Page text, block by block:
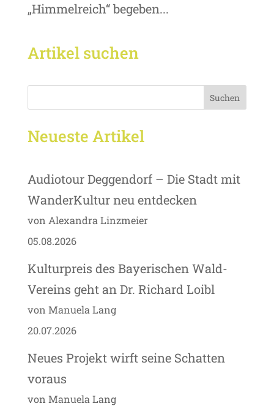
„Himmelreich“ begeben...
Artikel suchen
Suchen
Neueste Artikel
Audiotour Deggendorf – Die Stadt mit
WanderKultur neu entdecken
von Alexandra Linzmeier
05.08.2026
Kulturpreis des Bayerischen Wald-
Vereins geht an Dr. Richard Loibl
von Manuela Lang
20.07.2026
Neues Projekt wirft seine Schatten
voraus
von Manuela Lang